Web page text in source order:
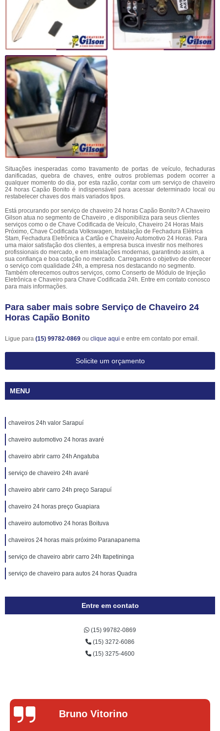
Situações inesperadas como travamento de portas de veículo, fechaduras
danificadas, quebra de chaves, entre outros problemas podem ocorrer a
qualquer momento do dia, por esta razão, contar com um serviço de chaveiro
24 horas Capão Bonito é indispensável para acessar determinado local ou
restabelecer chaves dos mais variados tipos.
Está procurando por serviço de chaveiro 24 horas Capão Bonito? A Chaveiro
Gilson atua no segmento de Chaveiro , e disponibiliza para seus clientes
serviços como o de Chave Codificada de Veículo, Chaveiro 24 Horas Mais
Próximo, Chave Codificada Volkswagen, Instalação de Fechadura Elétrica
Stam, Fechadura Eletrônica a Cartão e Chaveiro Automotivo 24 Horas. Para
uma maior satisfação dos clientes, a empresa busca investir nos melhores
profissionais do mercado, e em instalações modernas, garantindo assim, a
sua confiança e boa cotação no mercado. Carregamos o objetivo de oferecer
o serviço com qualidade 24h, a empresa nos destacando no segmento.
Também oferecemos outros serviços, como Conserto de Módulo de Injeção
Eletrônica e Chaveiro para Chave Codificada 24h. Entre em contato conosco
para mais informações.
Para saber mais sobre Serviço de Chaveiro 24
Horas Capão Bonito
Ligue para (15) 99782-0869 ou clique aqui e entre em contato por email.
Solicite um orçamento
MENU
chaveiros 24h valor Sarapuí
chaveiro automotivo 24 horas avaré
chaveiro abrir carro 24h Angatuba
serviço de chaveiro 24h avaré
chaveiro abrir carro 24h preço Sarapuí
chaveiro 24 horas preço Guapiara
chaveiro automotivo 24 horas Boituva
chaveiros 24 horas mais próximo Paranapanema
serviço de chaveiro abrir carro 24h Itapetininga
serviço de chaveiro para autos 24 horas Quadra
Entre em contato
(15) 99782-0869
(15) 3272-6086
(15) 3275-4600